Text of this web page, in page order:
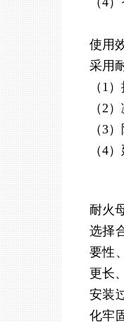
使用
采用
（1
（2
（3
（4
耐火
选择
要性
更长
安装
化牢